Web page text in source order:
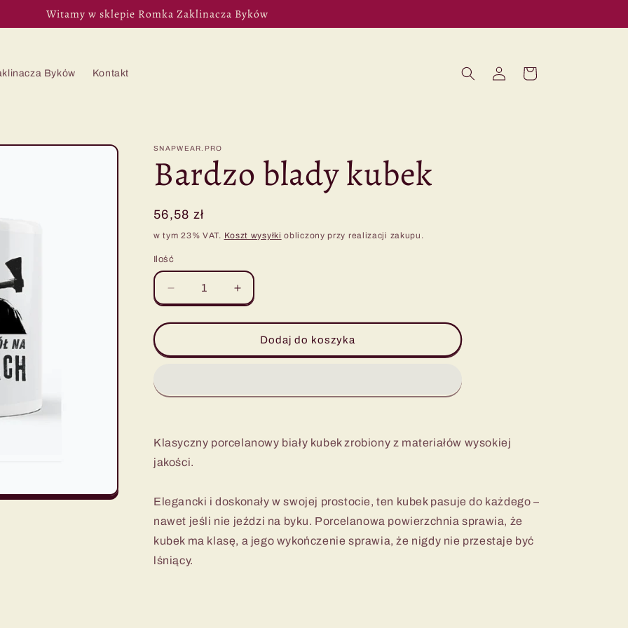
Witamy w sklepie Romka Zaklinacza Byków
Byków Kontakt
Zaloguj
się
Koszyk
SNAPWEAR.PRO
Bardzo blady kubek
Cena
regularna
56,58 zł
w tym 23% VAT. Koszt wysyłki obliczony przy realizacji zakupu.
Ilość
Zmniejsz
ilość
dla
blady
Zwiększ
ilość
dla
Bardzo
blady
Dodaj do koszyka
Klasyczny porcelanowy biały kubek zrobiony z materiałów wysokiej
jakości.
Elegancki i doskonały w swojej prostocie, ten kubek pasuje do każdego –
nawet jeśli nie jeździ na byku. Porcelanowa powierzchnia sprawia, że
kubek ma klasę, a jego wykończenie sprawia, że nigdy nie przestaje być
lśniący.